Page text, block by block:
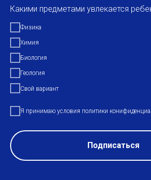
Какими предметами увлекается
Физика
Химия
Биология
Геология
Свой вариант
Я принимаю условия политики
Подписаться